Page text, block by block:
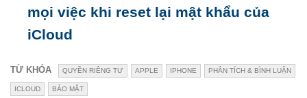
mọi việc khi reset lại mật khẩu của
iCloud
TỪ KHÓA QUYỀN RIÊNG TƯ APPLE IPHONE PHÂN TÍCH & BÌNH LUẬN
ICLOUD BẢO MẬT